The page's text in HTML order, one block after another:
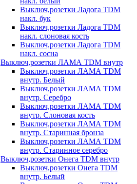
Выключ,розетки Ладога TDM
накл. бук
Выключ,розетки Ладога TDM
накл. слоновая кость
Выключ,розетки Ладога TDM
накл. сосна
Выключ,розетки ЛАМА TDM внутр
Выключ,розетки ЛАМА TDM
внутр. Белый
Выключ,розетки ЛАМА TDM
внутр. Серебро
Выключ,розетки ЛАМА TDM
внутр. Слоновая кость
Выключ,розетки ЛАМА TDM
внутр. Старинная бронза
Выключ,розетки ЛАМА TDM
внутр. Старинное серебро
Выключ,розетки Онега TDM внутр
Выключ,розетки Онега TDM
внутр. Белый